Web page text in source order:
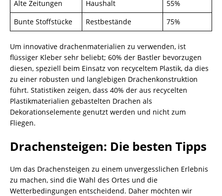
Alte Zeitungen
Haushalt
55%
Bunte Stoffstücke
Restbestände 75%
Um innovative drachenmaterialien zu verwenden, ist
flüssiger Kleber sehr beliebt; 60% der Bastler bevorzugen
diesen, speziell beim Einsatz von recyceltem Plastik, da dies
zu einer robusten und langlebigen Drachenkonstruktion
führt. Statistiken zeigen, dass 40% der aus recycelten
Plastikmaterialien gebastelten Drachen als
Dekorationselemente genutzt werden und nicht zum
Fliegen.
Drachensteigen: Die besten Tipps
Um das Drachensteigen zu einem unvergesslichen Erlebnis
zu machen, sind die Wahl des Ortes und die
Wetterbedingungen entscheidend. Daher möchten wir